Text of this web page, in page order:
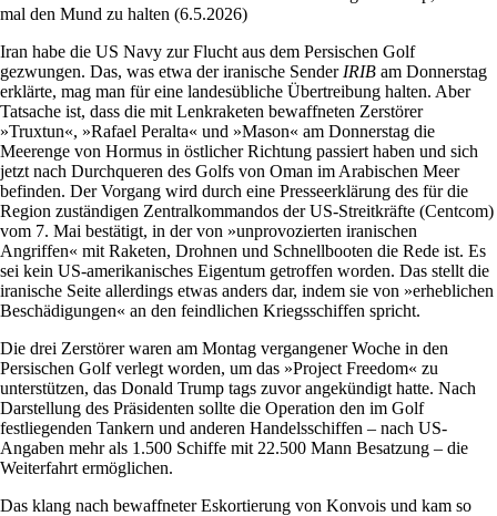
mal den Mund zu halten (6.5.2026)
Iran habe die US Navy zur Flucht aus dem Persischen Golf
gezwungen. Das, was etwa der iranische Sender IRIB am Donnerstag
erklärte, mag man für eine landesübliche Übertreibung halten. Aber
Tatsache ist, dass die mit Lenkraketen bewaffneten Zerstörer
»Truxtun«, »Rafael Peralta« und »Mason« am Donnerstag die
Meerenge von Hormus in östlicher Richtung passiert haben und sich
jetzt nach Durchqueren des Golfs von Oman im Arabischen Meer
befinden. Der Vorgang wird durch eine Presseerklärung des für die
Region zuständigen Zentralkommandos der US-Streitkräfte (Centcom)
vom 7. Mai bestätigt, in der von »unprovozierten iranischen
Angriffen« mit Raketen, Drohnen und Schnellbooten die Rede ist. Es
sei kein US-amerikanisches Eigentum getroffen worden. Das stellt die
iranische Seite allerdings etwas anders dar, indem sie von »erheblichen
Beschädigungen« an den feindlichen Kriegsschiffen spricht.
Die drei Zerstörer waren am Montag vergangener Woche in den
Persischen Golf verlegt worden, um das »Project Freedom« zu
unterstützen, das Donald Trump tags zuvor angekündigt hatte. Nach
Darstellung des Präsidenten sollte die Operation den im Golf
festliegenden Tankern und anderen Handelsschiffen – nach US-
Angaben mehr als 1.500 Schiffe mit 22.500 Mann Besatzung – die
Weiterfahrt ermöglichen.
Das klang nach bewaffneter Eskortierung von Konvois und kam so